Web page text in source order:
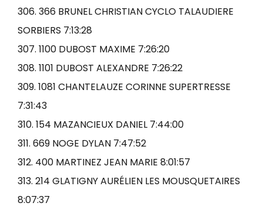
306. 366 BRUNEL CHRISTIAN CYCLO TALAUDIERE
SORBIERS 7:13:28
307. 1100 DUBOST MAXIME 7:26:20
308. 1101 DUBOST ALEXANDRE 7:26:22
309. 1081 CHANTELAUZE CORINNE SUPERTRESSE
7:31:43
310. 154 MAZANCIEUX DANIEL 7:44:00
311. 669 NOGE DYLAN 7:47:52
312. 400 MARTINEZ JEAN MARIE 8:01:57
313. 214 GLATIGNY AURÉLIEN LES MOUSQUETAIRES
8:07:37